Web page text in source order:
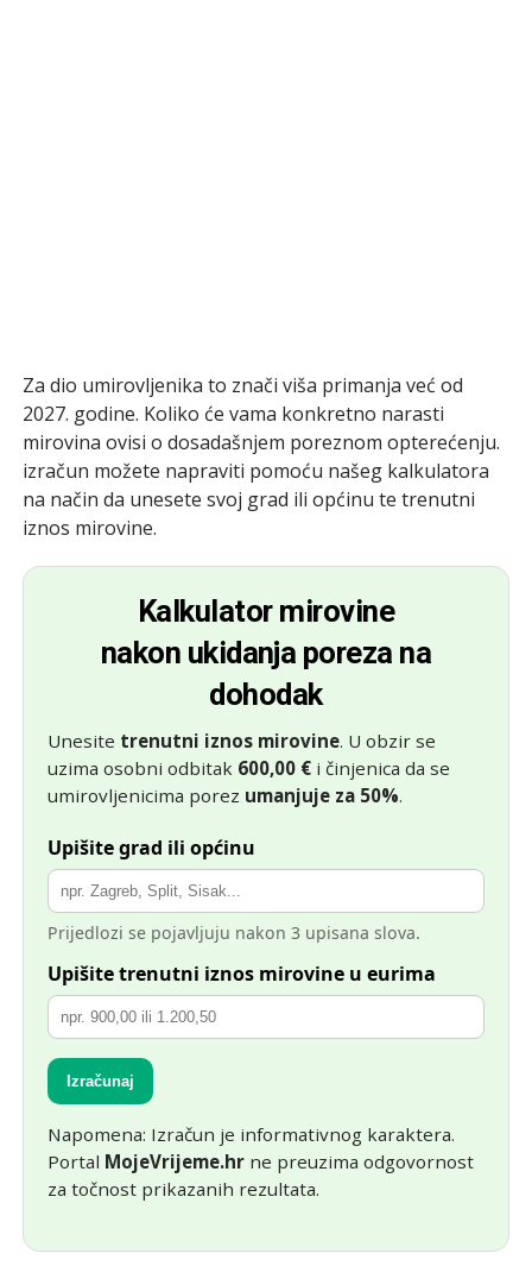
Za dio umirovljenika to znači viša primanja već od
2027. godine. Koliko će vama konkretno narasti
mirovina ovisi o dosadašnjem poreznom opterećenju.
izračun možete napraviti pomoću našeg kalkulatora
na način da unesete svoj grad ili općinu te trenutni
iznos mirovine.
Kalkulator mirovine
nakon ukidanja poreza na
dohodak
Unesite trenutni iznos mirovine. U obzir se
uzima osobni odbitak 600,00€i činjenica da se
umirovljenicima porez umanjuje za 50%.
Upišite grad ili općinu
Prijedlozi se pojavljuju nakon 3 upisana slova.
Upišite trenutni iznos mirovine u eurima
Izračunaj
Napomena: Izračun je informativnog karaktera.
Portal MojeVrijeme.hrne preuzima odgovornost
za točnost prikazanih rezultata.